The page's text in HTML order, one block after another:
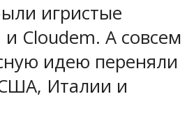
игристые
Cloudem. А совсем
идею переняли
Италии и